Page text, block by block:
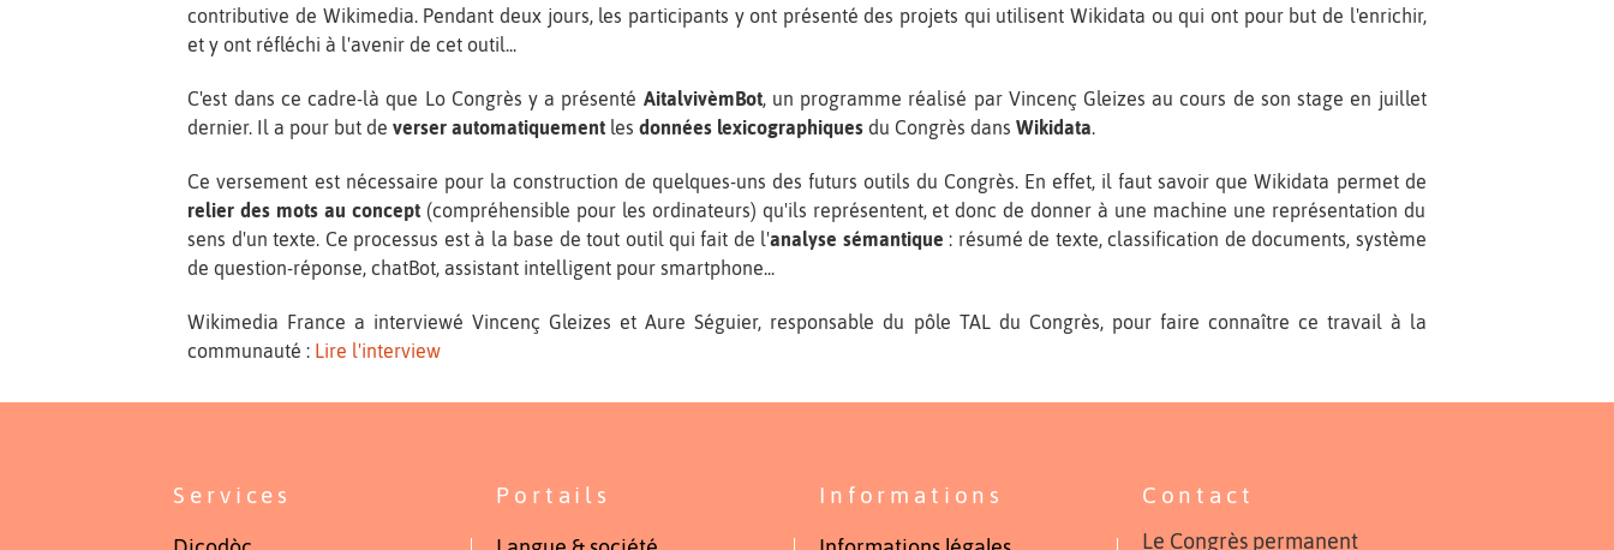
contributive de Wikimedia. Pendant deux jours, les participants y ont présenté des projets qui utilisent Wikidata ou qui ont pour but de l'enrichir,
et y ont réfléchi à l'avenir de cet outil...
C'est dans ce cadre-là que Lo Congrès y a présenté AitalvivèmBot, un programme réalisé par Vincenç Gleizes au cours de son stage en juillet
dernier. Il a pour but deverser automatiquement les données lexicographiques du Congrès dansWikidata.
Ce versement est nécessaire pour la construction de quelques-uns des futurs outils du Congrès. En effet, il faut savoir que Wikidata permet de
relier des mots au concept (compréhensible pour les ordinateurs) qu'ils représentent, et donc de donner à une machine une représentation du
sens d'un texte. Ce processus est à la base de tout outil qui fait de l'analyse sémantique : résumé de texte, classification de documents, système
de question-réponse, chatBot, assistant intelligent pour smartphone...
Wikimedia France a interviewé Vincenç Gleizes et Aure Séguier, responsable du pôle TAL du Congrès, pour faire connaître ce travail à la
communauté : Lire l'interview
Services Portails Informations Contact
Le Congrès permanent